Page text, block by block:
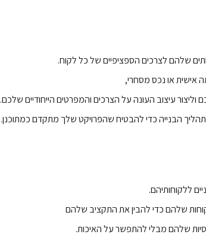
שלהם לצרכים הספציפיים של כל לקוח.
אישית או נכס מסחרי,
עיצוב העונה על הצרכים והמפרטים הייחודיים שלכם.
הבנייה כדי להבטיח שהפרויקט שלך מתקדם כמתוכנן.
ללקוחותיהם.
שלהם כדי להבין את התקציב שלהם
שלהם מבלי להתפשר על האיכות.